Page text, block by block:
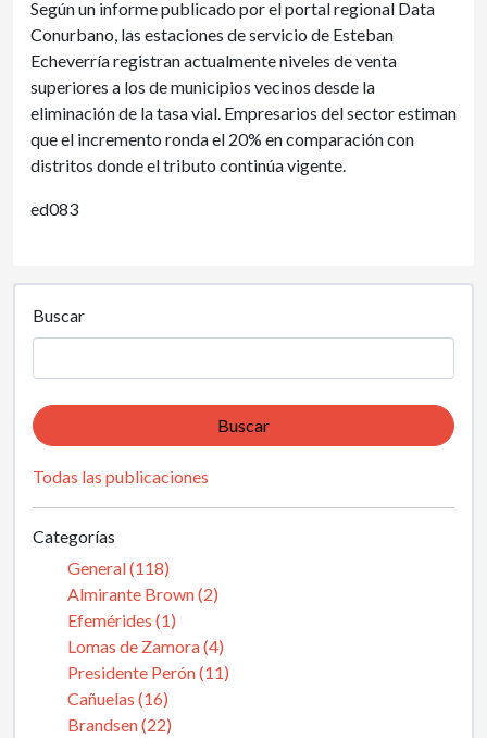
Según un informe publicado por el portal regional Data
Conurbano, las estaciones de servicio de Esteban
Echeverría registran actualmente niveles de venta
superiores a los de municipios vecinos desde la
eliminación de la tasa vial. Empresarios del sector estiman
que el incremento ronda el 20% en comparación con
distritos donde el tributo continúa vigente.
ed083
Buscar
Buscar
Todas las publicaciones
Categorías
General (118)
Almirante Brown (2)
Efemérides (1)
Lomas de Zamora (4)
Presidente Perón (11)
Cañuelas (16)
Brandsen (22)